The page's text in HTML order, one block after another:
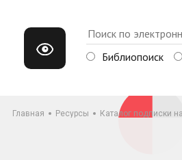
Библиопоиск
Главная Ресурсы Каталог подписки